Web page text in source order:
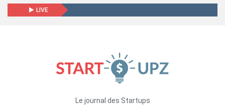
LIVE
Le journal des Startups